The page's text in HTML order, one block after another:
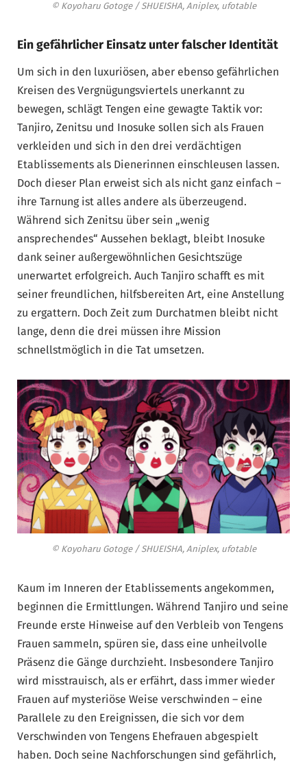
© Koyoharu Gotoge / SHUEISHA, Aniplex, ufotable
Ein gefährlicher Einsatz unter falscher Identität
Um sich in den luxuriösen, aber ebenso gefährlichen
Kreisen des Vergnügungsviertels unerkannt zu
bewegen, schlägt Tengen eine gewagte Taktik vor:
Tanjiro, Zenitsu und Inosuke sollen sich als Frauen
verkleiden und sich in den drei verdächtigen
Etablissements als Dienerinnen einschleusen lassen.
Doch dieser Plan erweist sich als nicht ganz einfach –
ihre Tarnung ist alles andere als überzeugend.
Während sich Zenitsu über sein „wenig
ansprechendes“ Aussehen beklagt, bleibt Inosuke
dank seiner außergewöhnlichen Gesichtszüge
unerwartet erfolgreich. Auch Tanjiro schafft es mit
seiner freundlichen, hilfsbereiten Art, eine Anstellung
zu ergattern. Doch Zeit zum Durchatmen bleibt nicht
lange, denn die drei müssen ihre Mission
schnellstmöglich in die Tat umsetzen.
© Koyoharu Gotoge / SHUEISHA, Aniplex, ufotable
Kaum im Inneren der Etablissements angekommen,
beginnen die Ermittlungen. Während Tanjiro und seine
Freunde erste Hinweise auf den Verbleib von Tengens
Frauen sammeln, spüren sie, dass eine unheilvolle
Präsenz die Gänge durchzieht. Insbesondere Tanjiro
wird misstrauisch, als er erfährt, dass immer wieder
Frauen auf mysteriöse Weise verschwinden – eine
Parallele zu den Ereignissen, die sich vor dem
Verschwinden von Tengens Ehefrauen abgespielt
haben. Doch seine Nachforschungen sind gefährlich,